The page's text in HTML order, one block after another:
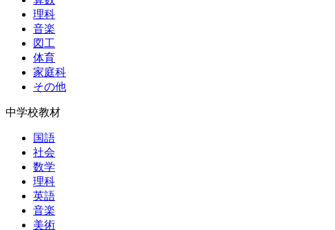
理科
音楽
図工
体育
家庭科
その他
中学校教材
国語
社会
数学
理科
英語
音楽
美術